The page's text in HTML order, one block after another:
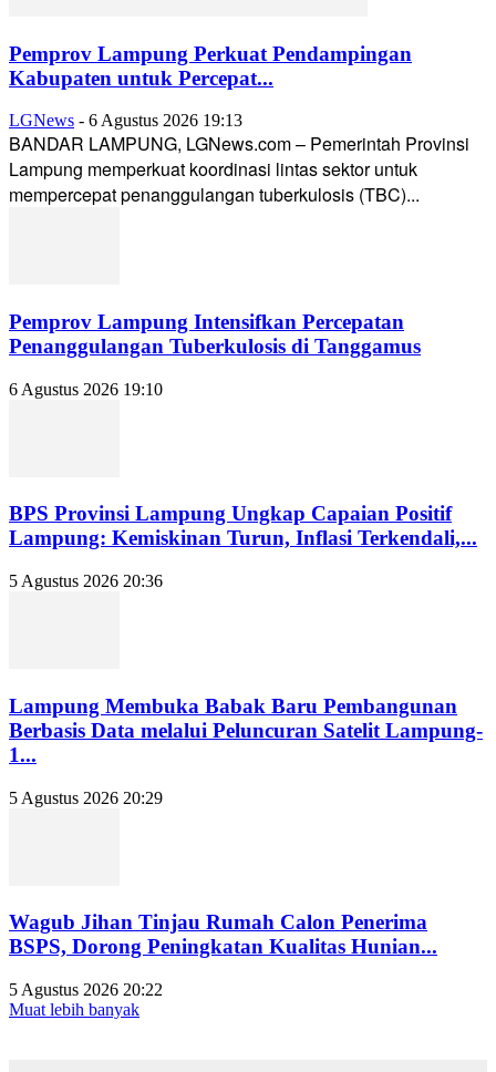
Pemprov Lampung Perkuat Pendampingan
Kabupaten untuk Percepat...
LGNews - 6 Agustus 2026 19:13
BANDAR LAMPUNG, LGNews.com – Pemerintah Provinsi
Lampung memperkuat koordinasi lintas sektor untuk
mempercepat penanggulangan tuberkulosis (TBC)...
Pemprov Lampung Intensifkan Percepatan
Penanggulangan Tuberkulosis di Tanggamus
6 Agustus 2026 19:10
BPS Provinsi Lampung Ungkap Capaian Positif
Lampung: Kemiskinan Turun, Inflasi Terkendali,...
5 Agustus 2026 20:36
Lampung Membuka Babak Baru Pembangunan
Berbasis Data melalui Peluncuran Satelit Lampung-
1...
5 Agustus 2026 20:29
Wagub Jihan Tinjau Rumah Calon Penerima
BSPS, Dorong Peningkatan Kualitas Hunian...
5 Agustus 2026 20:22
Muat lebih banyak